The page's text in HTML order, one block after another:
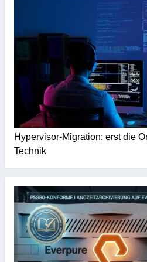
Hypervisor-Migration: erst die
Technik